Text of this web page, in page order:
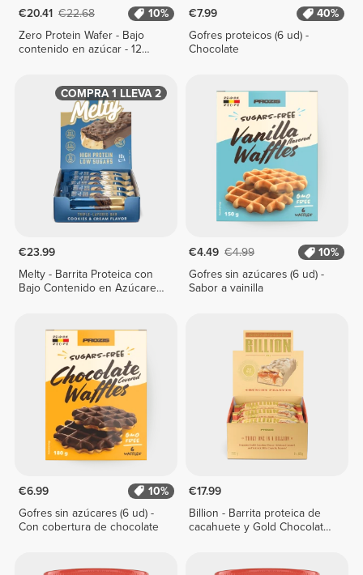
€20.41 €22.68
10%
Zero Protein Wafer - Bajo
contenido en azúcar - 12
€7.99
40%
Gofres proteicos (6 ud) -
Chocolate
COMPRA 1 LLEVA 2
€23.99
Melty - Barrita Proteica con
Bajo Contenido en Azúcares
€4.49 €4.99
10%
Gofres sin azúcares (6 ud) -
Sabor a vainilla
€6.99
10%
Gofres sin azúcares (6 ud) -
Con cobertura de chocolate
€17.99
Billion - Barrita proteica de
cacahuete y Gold Chocolate